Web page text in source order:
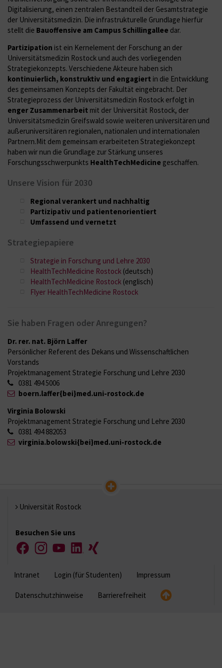
Digitalisierung, einen zentralen Bestandteil der Gesamtstrategie
der Universitätsmedizin. Die infrastrukturelle Grundlage hierfür
stellt die Bauoffensive am Campus Schillingallee dar.
Partizipation ist ein Kernelement der Forschung an der
Universitätsmedizin Rostock und auch des vorliegenden
Strategiekonzepts. Verschiedene Akteure haben sich
kontinuierlich, konstruktiv und engagiert in die Entwicklung
des gemeinsamen Konzepts der Fakultät eingebracht. Der
Strategieprozess der Universitätsmedizin Rostock erfolgt in
enger Zusammenarbeit mit der Universität Rostock, der
Universitätsmedizin Greifswald sowie weiteren universitären und
außeruniversitären regionalen, nationalen und internationalen
Partnern.Mit dem gemeinsam erarbeiteten Strategiekonzept
haben wir nun die Grundlage zur Stärkung unseres
Forschungsschwerpunkts HealthTechMedicine geschaffen.
Unsere Vision für 2030
Regional verankert und nachhaltig
Partizipativ und patientenorientiert
Umfassend und vernetzt
Strategiepapiere
Strategie in Forschung und Lehre 2030
HealthTechMedicine Rostock(deutsch)
HealthTechMedicine Rostock(englisch)
Flyer HealthTechMedicine Rostock
Sie haben Fragen oder Anregungen?
Dr. rer. nat. Björn Laffer
Persönlicher Referent des Dekans und Wissenschaftlichen
Vorstands
Projektmanagement Strategie Forschung und Lehre 2030
0381 494 5006
boern.laffer{bei}med.uni-rostock.de
Virginia Bolowski
Projektmanagement Strategie Forschung und Lehre 2030
0381 494 882053
virginia.bolowski{bei}med.uni-rostock.de
Universität Rostock
Besuchen Sie uns
FacebookInstagramYouTubeLinkedIn
Xing
Intranet Login (für Studenten) Impressum
Datenschutzhinweise Barrierefreiheit